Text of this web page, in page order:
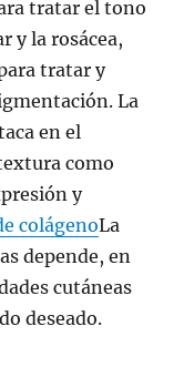
tratar el tono
y la rosácea,
tratar y
La
en el
como
y
colágenoLa
depende, en
cutáneas
deseado.